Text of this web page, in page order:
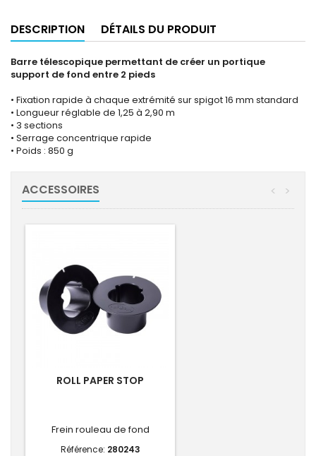
DESCRIPTION DÉTAILS DU PRODUIT
Barre télescopique permettant de créer un portique
support de fond entre 2 pieds
• Fixation rapide à chaque extrémité sur spigot 16 mm standard
• Longueur réglable de 1,25 à 2,90 m
• 3 sections
• Serrage concentrique rapide
• Poids : 850 g
ACCESSOIRES >
<
ROLL PAPER STOP
Frein rouleau de fond
Référence: 280243